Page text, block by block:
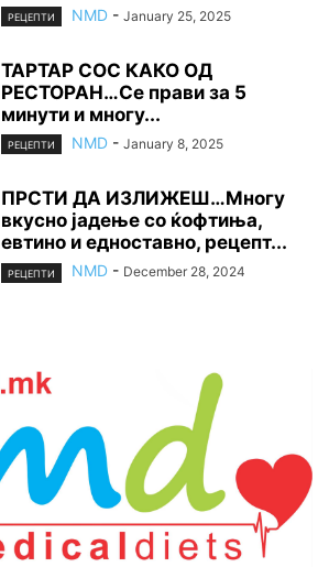
РЕЦЕПТИ NMD - January 25, 2025
ТАРТАР СОС КАКО ОД
РЕСТОРАН…Се прави за 5
минути и многу...
РЕЦЕПТИ NMD - January 8, 2025
ПРСТИ ДА ИЗЛИЖЕШ…Многу
вкусно јадење со ќофтиња,
евтино и едноставно, рецепт...
РЕЦЕПТИ NMD - December 28, 2024